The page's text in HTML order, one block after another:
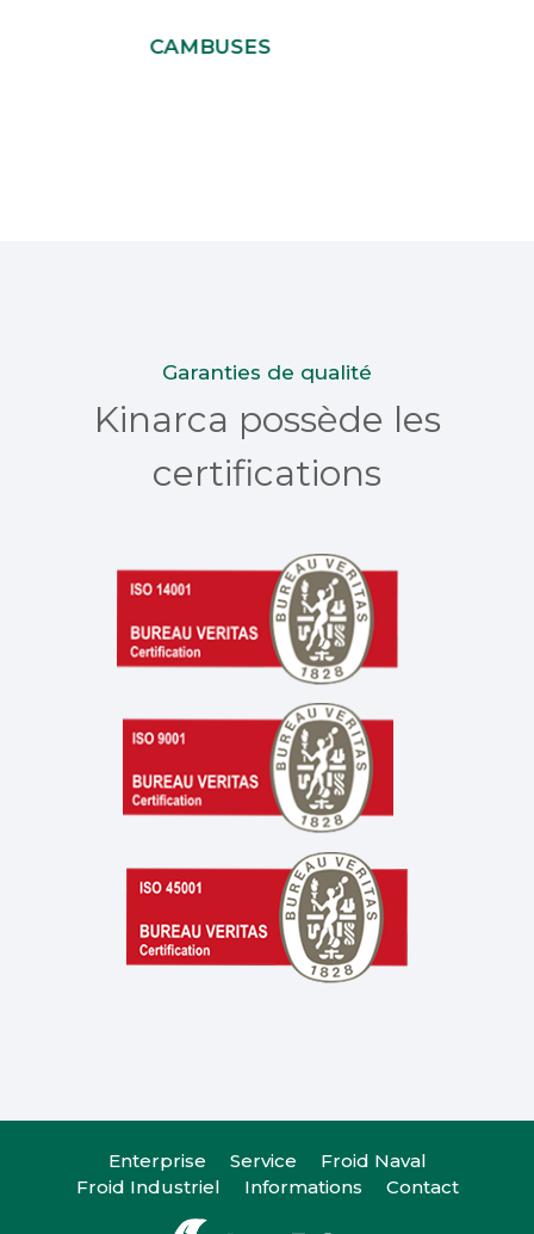
CAMBUSES
Garanties de qualité
Kinarca possède les
certifications
Enterprise Service
Froid Naval
Froid Industriel
Informations Contact